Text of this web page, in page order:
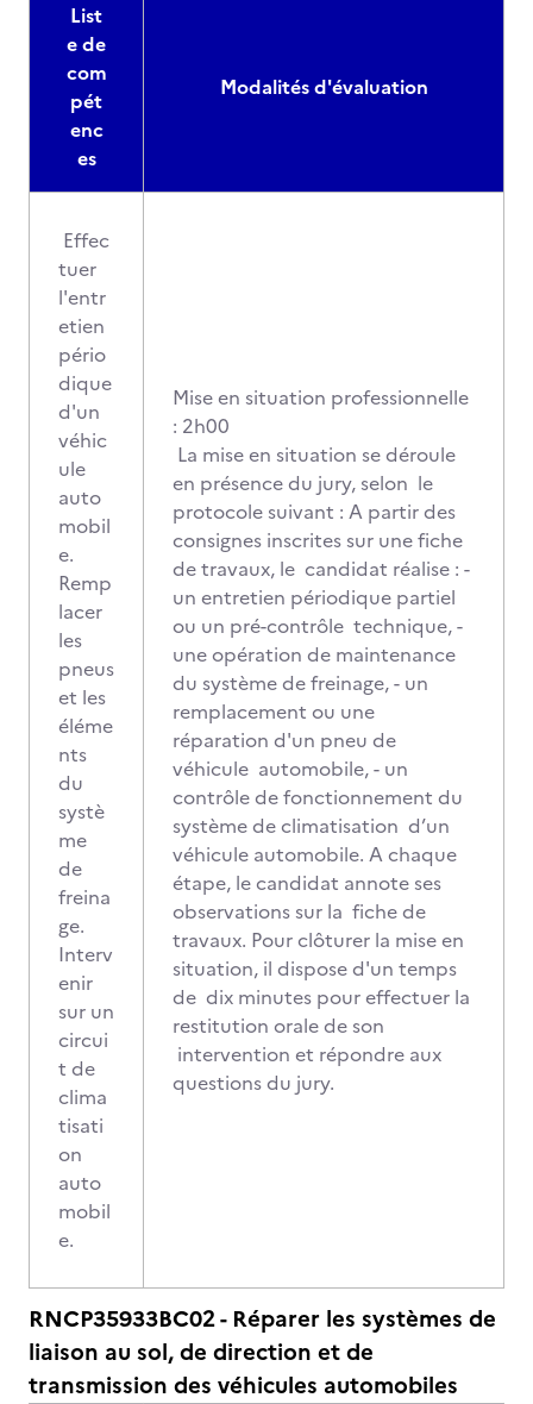
List
e de
com
pét
enc
es
Modalités d'évaluation
Effec
tuer
l'entr
etien
pério
dique
d'un
véhic
ule
auto
mobil
e.
Remp
lacer
les
pneus
et les
éléme
nts
du
systè
me
de
freina
ge.
Interv
enir
sur un
circui
t de
clima
tisati
on
auto
mobil
e.
Mise en situation professionnelle
: 2h00
La mise en situation se déroule
en présence du jury, selon le
protocole suivant : A partir des
consignes inscrites sur une fiche
de travaux, le candidat réalise : -
un entretien périodique partiel
ou un pré-contrôle technique, -
une opération de maintenance
du système de freinage, - un
remplacement ou une
réparation d'un pneu de
véhicule automobile, - un
contrôle de fonctionnement du
système de climatisation d’un
véhicule automobile. A chaque
étape, le candidat annote ses
observations sur la fiche de
travaux. Pour clôturer la mise en
situation, il dispose d'un temps
de dix minutes pour effectuer la
restitution orale de son
intervention et répondre aux
questions du jury.
RNCP35933BC02 - Réparer les systèmes de
liaison au sol, de direction et de
transmission des véhicules automobiles